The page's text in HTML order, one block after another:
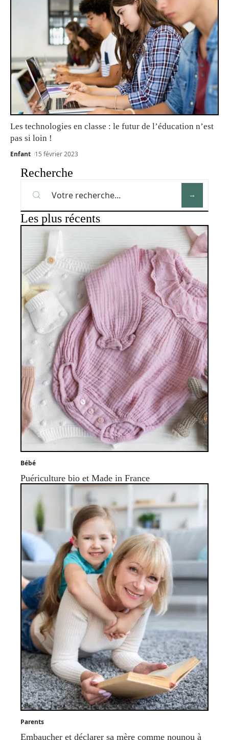
Les technologies en classe : le futur de l’éducation n’est
pas si loin !
Enfant 15 février 2023
Recherche
Les plus récents
Bébé
Puériculture bio et Made in France
Parents
Embaucher et déclarer sa mère comme nounou à